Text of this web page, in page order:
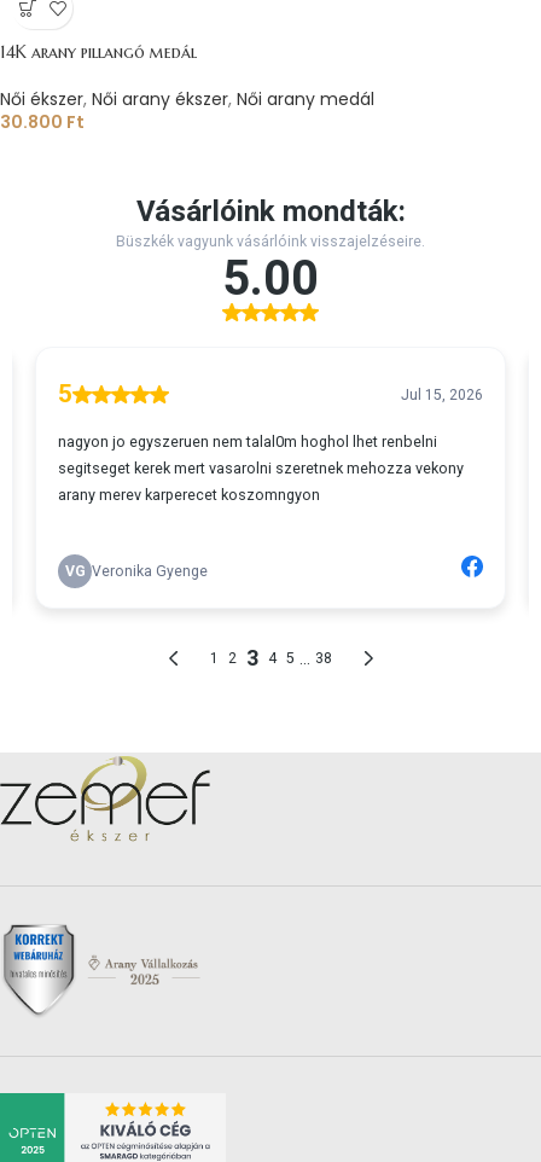
14K arany pillangó medál
Női ékszer, Női arany ékszer, Női arany medál
30.800 Ft